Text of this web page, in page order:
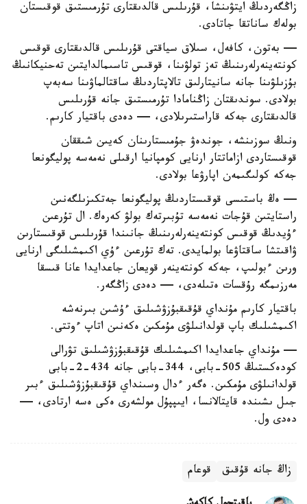
زاڭگەردىڭ ايتۋىنشا، قۇرىلىس قالدىقتارى تۇرمىستىق قوقىستان
بولەك ساناتقا جاتادى.
— بەتون، كافەل، سىلاق سياقتى قۇرىلىس قالدىقتارى قوقىس
كونتەينەرلەرىنىڭ تەز تولۋىنا، قوقىس تاسىمالدايتىن تەحنيكانىڭ
بۇزىلۋىنا جانە سانيتارلىق تالاپتاردىڭ ساقتالماۋىنا سەبەپ
بولادى. سوندىقتان زاڭنامادا تۇرمىستىق جانە قۇرىلىس
قالدىقتارى جەكە قاراستىرىلادى، — دەدى باقتيار كارىم.
ونىڭ سوزىنشە، جوندەۋ جۇمىستارىنان كەيىن شىققان
قوقىستاردى ازاماتتار ارنايى كومپانيا ارقىلى نەمەسە پوليگونعا
جەكە كولىگىمەن اپارۋعا بولادى.
— ەڭ باستىسى قوقىستاردىڭ پوليگونعا جەتكىزىلگەنىن
راستايتىن قۇجات نەمەسە تۇبىرتەك بولۋ كەرەك. ال تۇرعىن
ءۇيدىڭ قوقىس كونتەينەرلەرىنىڭ جانىندا قۇرىلىس قوقىستارىن
ۋاقىتشا ساقتاۋعا بولمايدى. تەك تۇرعىن ءۇي اكىمشىلىگى ارنايى
ورىن ءبولىپ، جەكە كونتەينەر قويعان جاعدايدا عانا قىسقا
مەرزىمگە رۇقسات ەتىلەدى، — دەدى زاڭگەر.
باقتيار كارىم مۇنداي قۇقىقبۇزۋشىلىق ءۇشىن بىرنەشە
اكىمشىلىك باپ قولدانىلۋى مۇمكىن ەكەنىن اتاپ ءوتتى.
— مۇنداي جاعدايدا اكىمشىلىك قۇقىقبۇزۋشىلىق تۋرالى
كودەكستىڭ 505-بابى، 344-بابى جانە 434-2-بابى
قولدانىلۋى مۇمكىن. ەگەر ءدال وسىنداي قۇقىقبۇزۋشىلىق ءبىر
جىل ىشىندە قايتالانسا، ايىپپۇل مولشەرى ەكى ەسە ارتادى، —
دەدى ول.
زاڭ جانە قۇقىق قوعام